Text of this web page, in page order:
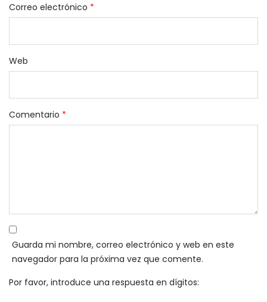
Correo electrónico *
Web
Comentario *
Guarda mi nombre, correo electrónico y web en este
navegador para la próxima vez que comente.
Por favor, introduce una respuesta en dígitos: